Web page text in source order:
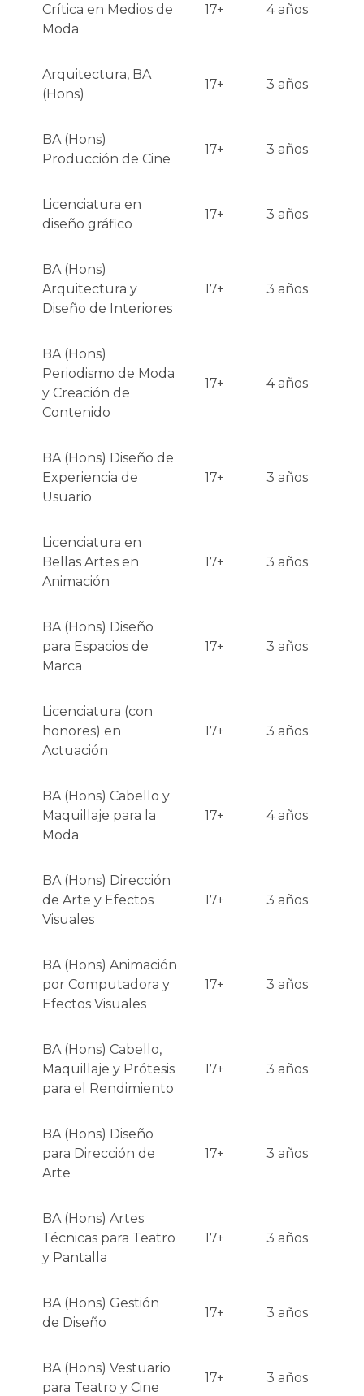
Crítica en Medios de
Moda
17+ 4 años
Arquitectura, BA
(Hons)
17+ 3 años
BA (Hons)
Producción de Cine
17+ 3 años
Licenciatura en
diseño gráfico
17+ 3 años
BA (Hons)
Arquitectura y
Diseño de Interiores
17+ 3 años
BA (Hons)
Periodismo de Moda
y Creación de
Contenido
17+ 4 años
BA (Hons) Diseño de
Experiencia de
Usuario
17+ 3 años
Licenciatura en
Bellas Artes en
Animación
17+ 3 años
BA (Hons) Diseño
para Espacios de
Marca
17+ 3 años
Licenciatura (con
honores) en
Actuación
17+ 3 años
BA (Hons) Cabello y
Maquillaje para la
Moda
17+ 4 años
BA (Hons) Dirección
de Arte y Efectos
Visuales
17+ 3 años
BA (Hons) Animación
por Computadora y
Efectos Visuales
17+ 3 años
BA (Hons) Cabello,
Maquillaje y Prótesis
para el Rendimiento
17+ 3 años
BA (Hons) Diseño
para Dirección de
Arte
17+ 3 años
BA (Hons) Artes
Técnicas para Teatro
y Pantalla
17+ 3 años
BA (Hons) Gestión
de Diseño
17+ 3 años
BA (Hons) Vestuario
para Teatro y Cine
17+ 3 años